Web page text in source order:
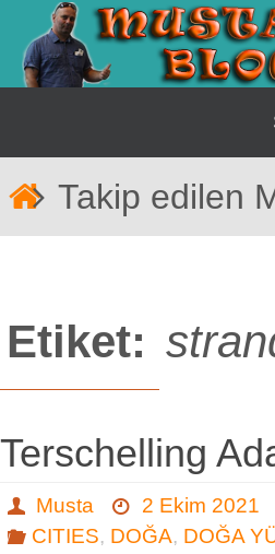
İçeriğe
geç
Takip edilen
Etiket:
Terschelling
Musta
2 Ekim 2021
CITIES, DOĞA, DOĞA